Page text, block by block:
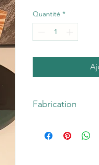
Quantité *
Fabrication
Fabrication :
Tissu